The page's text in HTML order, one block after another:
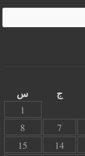
ج س
1
7
8
14
15